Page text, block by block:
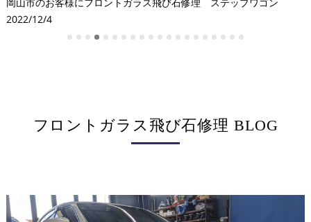
フロントガラス飛び石修理 BLOG